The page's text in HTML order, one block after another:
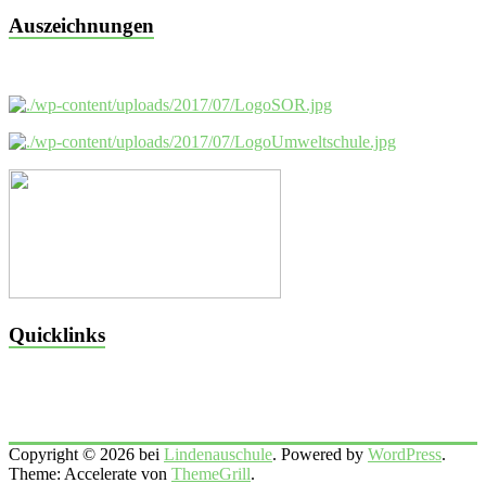
Auszeichnungen
Quicklinks
Copyright © 2026 bei Lindenauschule. Powered by WordPress.
Theme: Accelerate von ThemeGrill.